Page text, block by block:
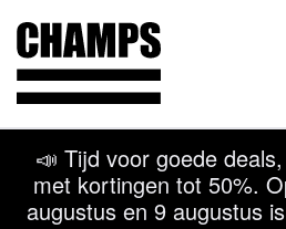
Champs Sport
📣 Tijd voor goede
met kortingen tot 50%.
augustus en 9 augustus
Terug naar overzicht